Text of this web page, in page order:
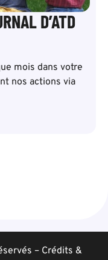
D’ATD
mois dans votre
nos actions via
– Crédits &